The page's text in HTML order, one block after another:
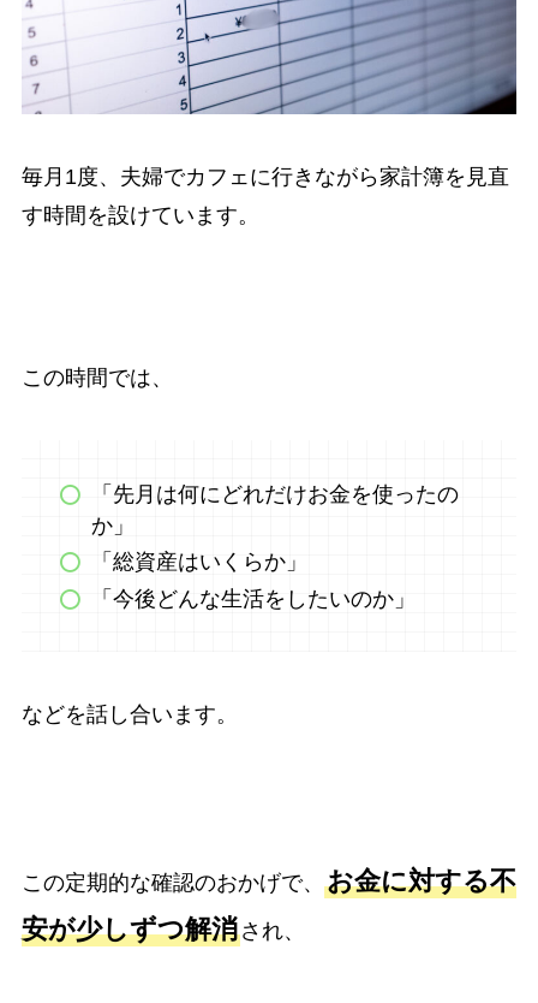
毎月1度、夫婦でカフェに行きながら家計簿を見直
す時間を設けています。
この時間では、
「先月は何にどれだけお金を使ったの
か」
「総資産はいくらか」
「今後どんな生活をしたいのか」
などを話し合います。
この定期的な確認のおかげで、 お金に対する不
安が少しずつ解消され、